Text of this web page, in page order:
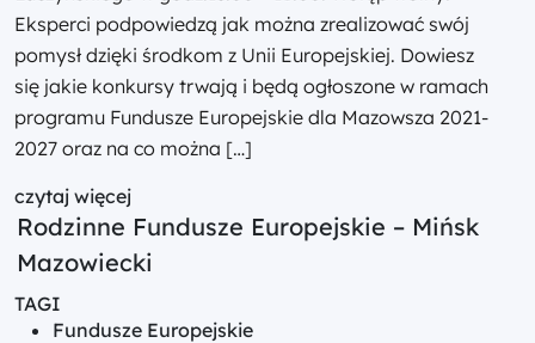
Eksperci podpowiedzą jak można zrealizować swój
pomysł dzięki środkom z Unii Europejskiej. Dowiesz
się jakie konkursy trwają i będą ogłoszone w ramach
programu Fundusze Europejskie dla Mazowsza 2021-
2027 oraz na co można […]
czytaj więcej
Rodzinne Fundusze Europejskie – Mińsk
Mazowiecki
TAGI
Fundusze Europejskie